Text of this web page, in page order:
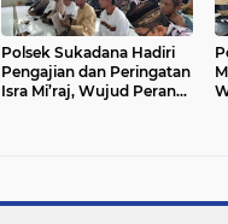
Polsek Sukadana Hadiri
Pengajian dan Peringatan
Isra Mi’raj, Wujud Peran